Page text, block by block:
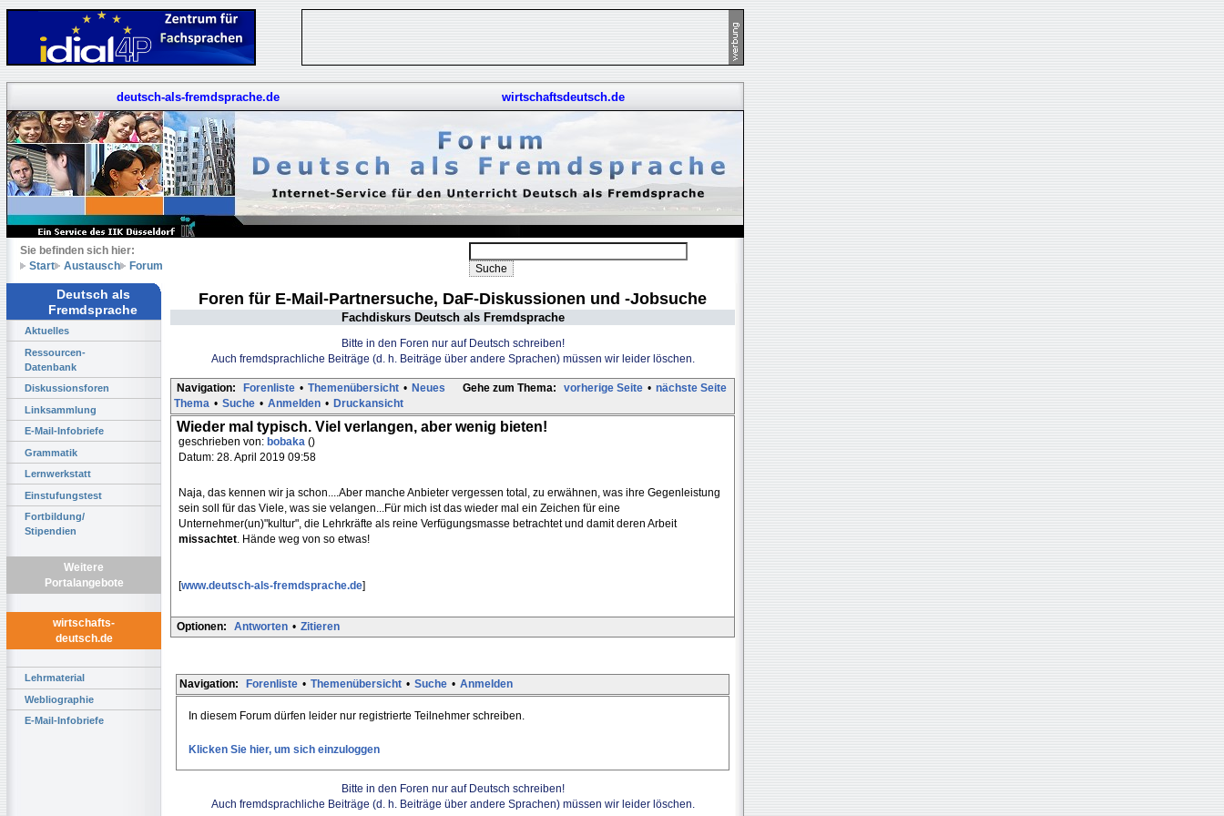
deutsch-als-fremdsprache.de wirtschaftsdeutsch.de
Sie befinden sich hier:
Start
Austausch Forum
Deutsch als
Fremdsprache
Aktuelles
Ressourcen-
Datenbank
Diskussionsforen
Linksammlung
E-Mail-Infobriefe
Grammatik
Lernwerkstatt
Einstufungstest
Fortbildung/
Stipendien
Weitere
Portalangebote
wirtschafts-
deutsch.de
Lehrmaterial
Webliographie
E-Mail-Infobriefe
Foren für E-Mail-Partnersuche, DaF-Diskussionen und -Jobsuche
Fachdiskurs Deutsch als Fremdsprache
Bitte in den Foren nur auf Deutsch schreiben!
Auch fremdsprachliche Beiträge (d. h. Beiträge über andere Sprachen) müssen wir leider löschen.
Gehe zum Thema: vorherige Seite • nächste Seite
Navigation: Forenliste • Themenübersicht • Neues
Thema • Suche • Anmelden • Druckansicht
Wieder mal typisch. Viel verlangen, aber wenig bieten!
geschrieben von: bobaka ()
Datum: 28. April 2019 09:58
Naja, das kennen wir ja schon....Aber manche Anbieter vergessen total, zu erwähnen, was ihre Gegenleistung
sein soll für das Viele, was sie velangen...Für mich ist das wieder mal ein Zeichen für eine
Unternehmer(un)"kultur", die Lehrkräfte als reine Verfügungsmasse betrachtet und damit deren Arbeit
missachtet . Hände weg von so etwas!
[www.deutsch-als-fremdsprache.de]
Optionen: Antworten • Zitieren
Navigation: Forenliste • Themenübersicht • Suche • Anmelden
In diesem Forum dürfen leider nur registrierte Teilnehmer schreiben.
Klicken Sie hier, um sich einzuloggen
Bitte in den Foren nur auf Deutsch schreiben!
Auch fremdsprachliche Beiträge (d. h. Beiträge über andere Sprachen) müssen wir leider löschen.